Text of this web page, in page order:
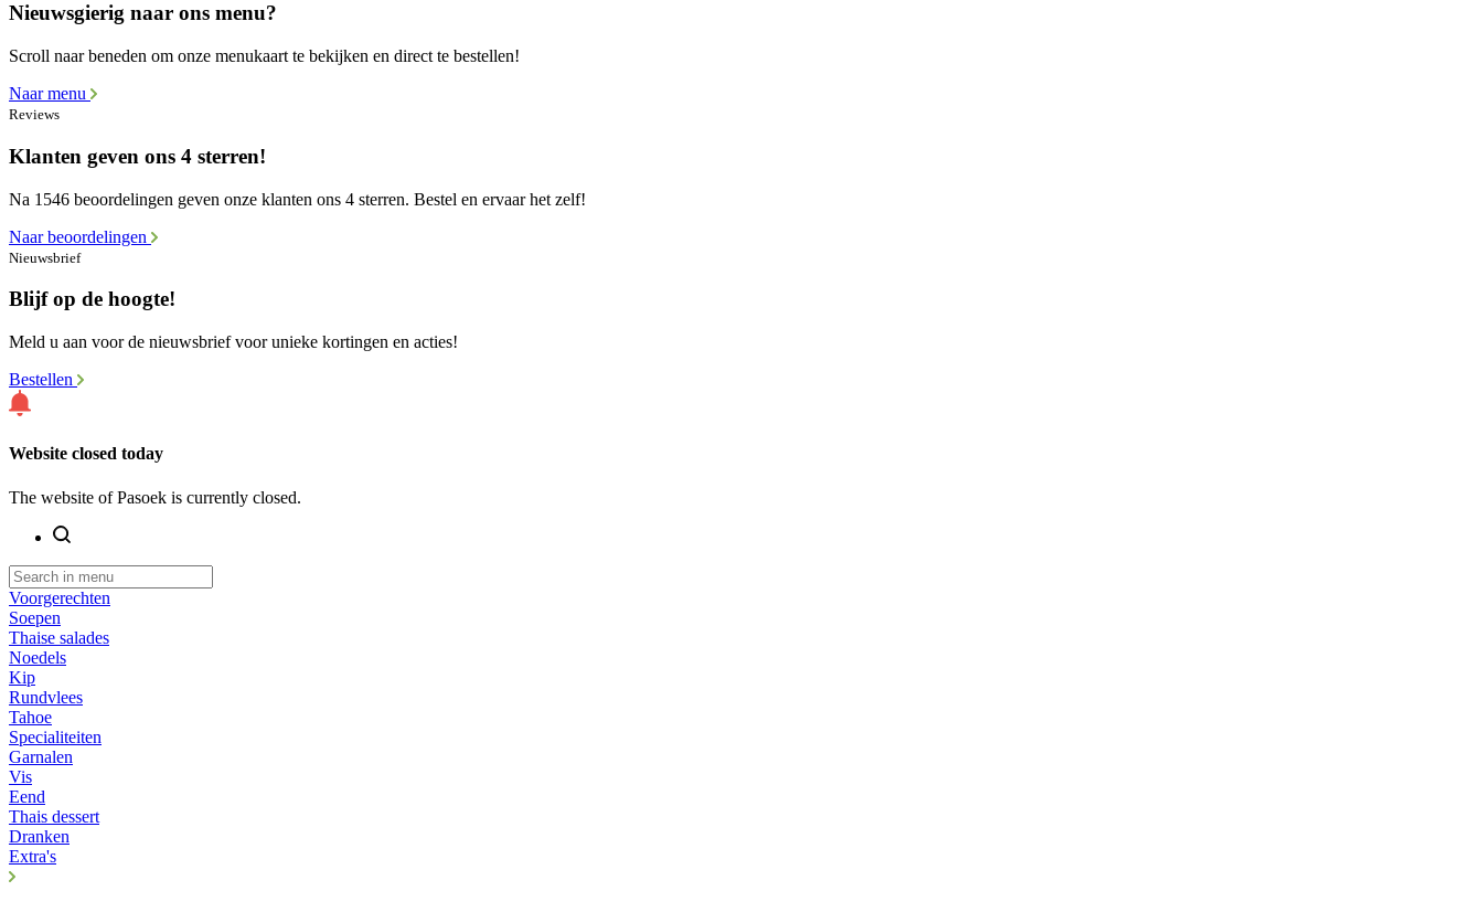
Nieuwsgierig naar ons menu?
Scroll naar beneden om onze menukaart te bekijken en direct te bestellen!
Naar menu
Reviews
Klanten geven ons 4 sterren!
Na 1546 beoordelingen geven onze klanten ons 4 sterren. Bestel en ervaar het zelf!
Naar beoordelingen
Nieuwsbrief
Blijf op de hoogte!
Meld u aan voor de nieuwsbrief voor unieke kortingen en acties!
Bestellen
Website closed today
The website of Pasoek is currently closed.
Voorgerechten
Soepen
Thaise salades
Noedels
Kip
Rundvlees
Tahoe
Specialiteiten
Garnalen
Vis
Eend
Thais dessert
Dranken
Extra's